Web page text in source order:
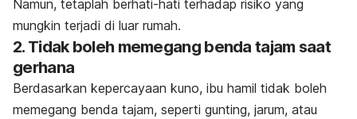
Namun, tetaplah berhati-hati terhadap risiko yang
mungkin terjadi di luar rumah.
2. Tidak boleh memegang benda tajam saat
gerhana
Berdasarkan kepercayaan kuno, ibu hamil tidak boleh
memegang benda tajam, seperti gunting, jarum, atau